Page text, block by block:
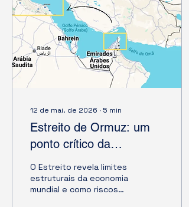
12 de mai. de 2026 ∙ 5 min
Estreito de Ormuz: um
ponto crítico da
economia global
O Estreito revela limites
estruturais da economia
mundial e como riscos